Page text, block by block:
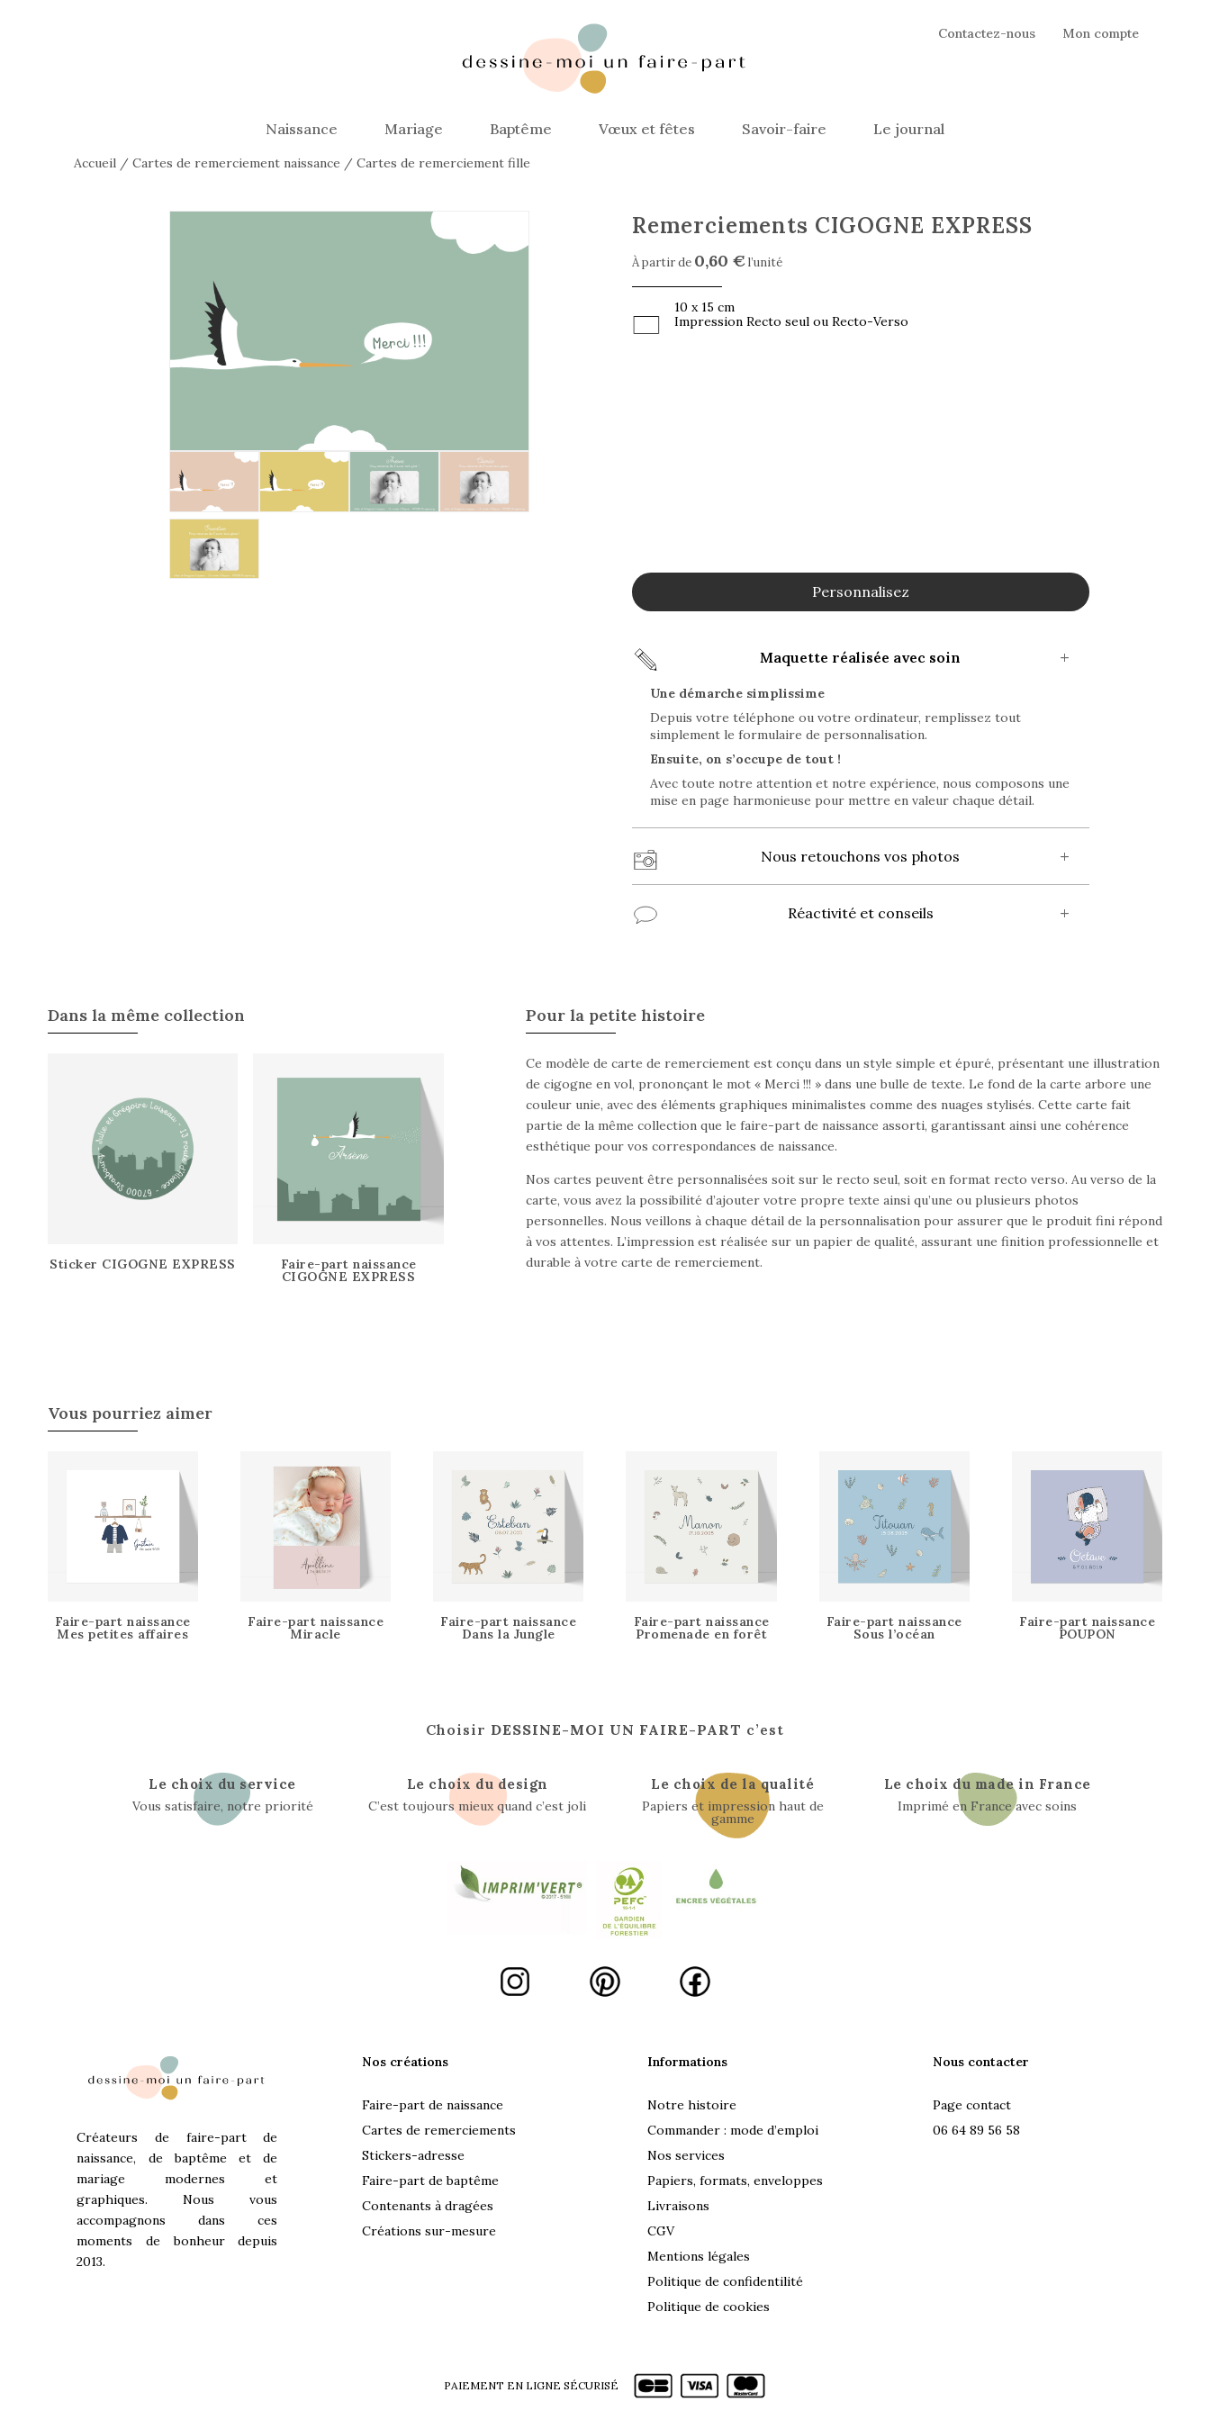
Contactez-nous Mon compte
Naissance Mariage Baptême Vœux et fêtes Savoir-faire Le journal
Accueil / Cartes de remerciement naissance / Cartes de remerciement fille
Remerciements CIGOGNE EXPRESS
À partir de 0,60 €l’unité
10 x 15 cm
Impression Recto seul ou Recto-Verso
Personnalisez
Maquette réalisée avec soin
Une démarche simplissime
Depuis votre téléphone ou votre ordinateur, remplissez tout
simplement le formulaire de personnalisation.
Ensuite, on s’occupe de tout !
Avec toute notre attention et notre expérience, nous composons une
mise en page harmonieuse pour mettre en valeur chaque détail.
Nous retouchons vos photos
Réactivité et conseils
Dans la même collection
Sticker CIGOGNE EXPRESS Faire-part naissance
CIGOGNE EXPRESS
Pour la petite histoire
Ce modèle de carte de remerciement est conçu dans un style simple et épuré, présentant une illustration
de cigogne en vol, prononçant le mot « Merci !!! » dans une bulle de texte. Le fond de la carte arbore une
couleur unie, avec des éléments graphiques minimalistes comme des nuages stylisés. Cette carte fait
partie de la même collection que le faire-part de naissance assorti, garantissant ainsi une cohérence
esthétique pour vos correspondances de naissance.
Nos cartes peuvent être personnalisées soit sur le recto seul, soit en format recto verso. Au verso de la
carte, vous avez la possibilité d’ajouter votre propre texte ainsi qu’une ou plusieurs photos
personnelles. Nous veillons à chaque détail de la personnalisation pour assurer que le produit fini répond
à vos attentes. L’impression est réalisée sur un papier de qualité, assurant une finition professionnelle et
durable à votre carte de remerciement.
Vous pourriez aimer
Faire-part naissance
Mes petites affaires
Faire-part naissance
Miracle
Faire-part naissance
Dans la Jungle
Faire-part naissance
Promenade en forêt
Faire-part naissance
Sous l’océan
Faire-part naissance
POUPON
Choisir DESSINE-MOI UN FAIRE-PART c’est
Le choix du service
Vous satisfaire, notre priorité
Le choix du design
C’est toujours mieux quand c’est joli
Le choix de la qualité
Papiers et impression haut de
gamme
Le choix du made in France
Imprimé en France avec soins
Créateurs de faire-part de
naissance, de baptême et de
mariage modernes et
graphiques. Nous vous
accompagnons dans ces
moments de bonheur depuis
2013.
Nos créations
Faire-part de naissance
Cartes de remerciements
Stickers-adresse
Faire-part de baptême
Contenants à dragées
Créations sur-mesure
Informations
Notre histoire
Commander : mode d’emploi
Nos services
Papiers, formats, enveloppes
Livraisons
CGV
Mentions légales
Politique de confidentilité
Politique de cookies
Nous contacter
Page contact
06 64 89 56 58
PAIEMENT EN LIGNE SÉCURISÉ